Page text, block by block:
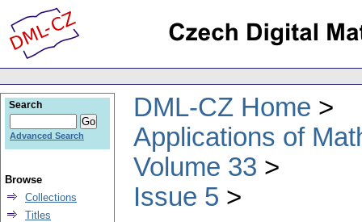
DML-CZ Home
Applications of
Volume 33
Issue 5
Search
Advanced Search
Browse
Collections
Titles